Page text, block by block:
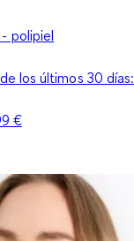
polipiel
los últimos 30 días:
€